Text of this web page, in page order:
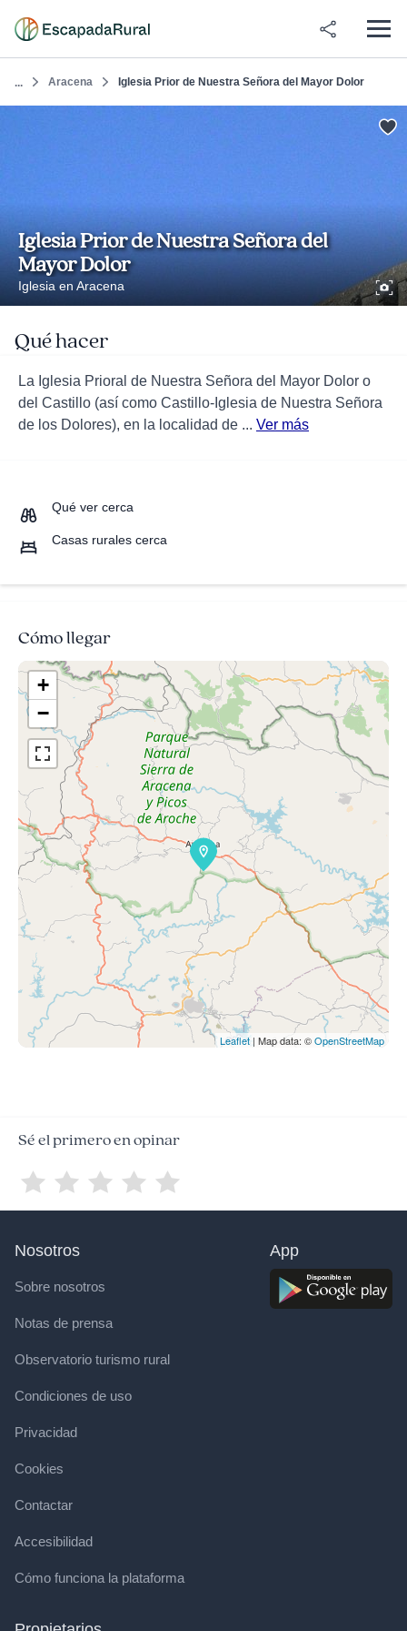
... Aracena Iglesia Prior de Nuestra Señora del Mayor Dolor
Iglesia Prior de Nuestra Señora del
Mayor Dolor
Iglesia en Aracena
Qué hacer
La Iglesia Prioral de Nuestra Señora del Mayor Dolor o
del Castillo (así como Castillo-Iglesia de Nuestra Señora
de los Dolores), en la localidad de ... Ver más
Qué ver cerca
Casas rurales cerca
Cómo llegar
+
−
Leaflet | Map data: ©OpenStreetMap
Sé el primero en opinar
Nosotros
Sobre nosotros
Notas de prensa
Observatorio turismo rural
Condiciones de uso
Privacidad
Cookies
Contactar
Accesibilidad
Cómo funciona la plataforma
App